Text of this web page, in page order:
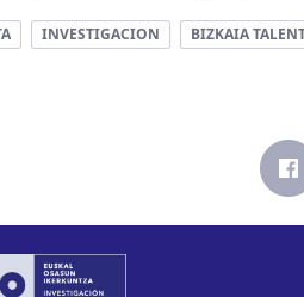
INVESTIGACION BIZKAIA